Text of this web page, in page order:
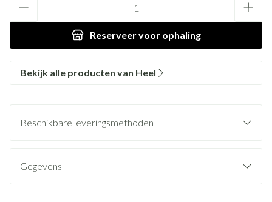
Reserveervoor ophaling
Bekijk alle producten van Heel
Beschikbare leveringsmethoden
Gegevens